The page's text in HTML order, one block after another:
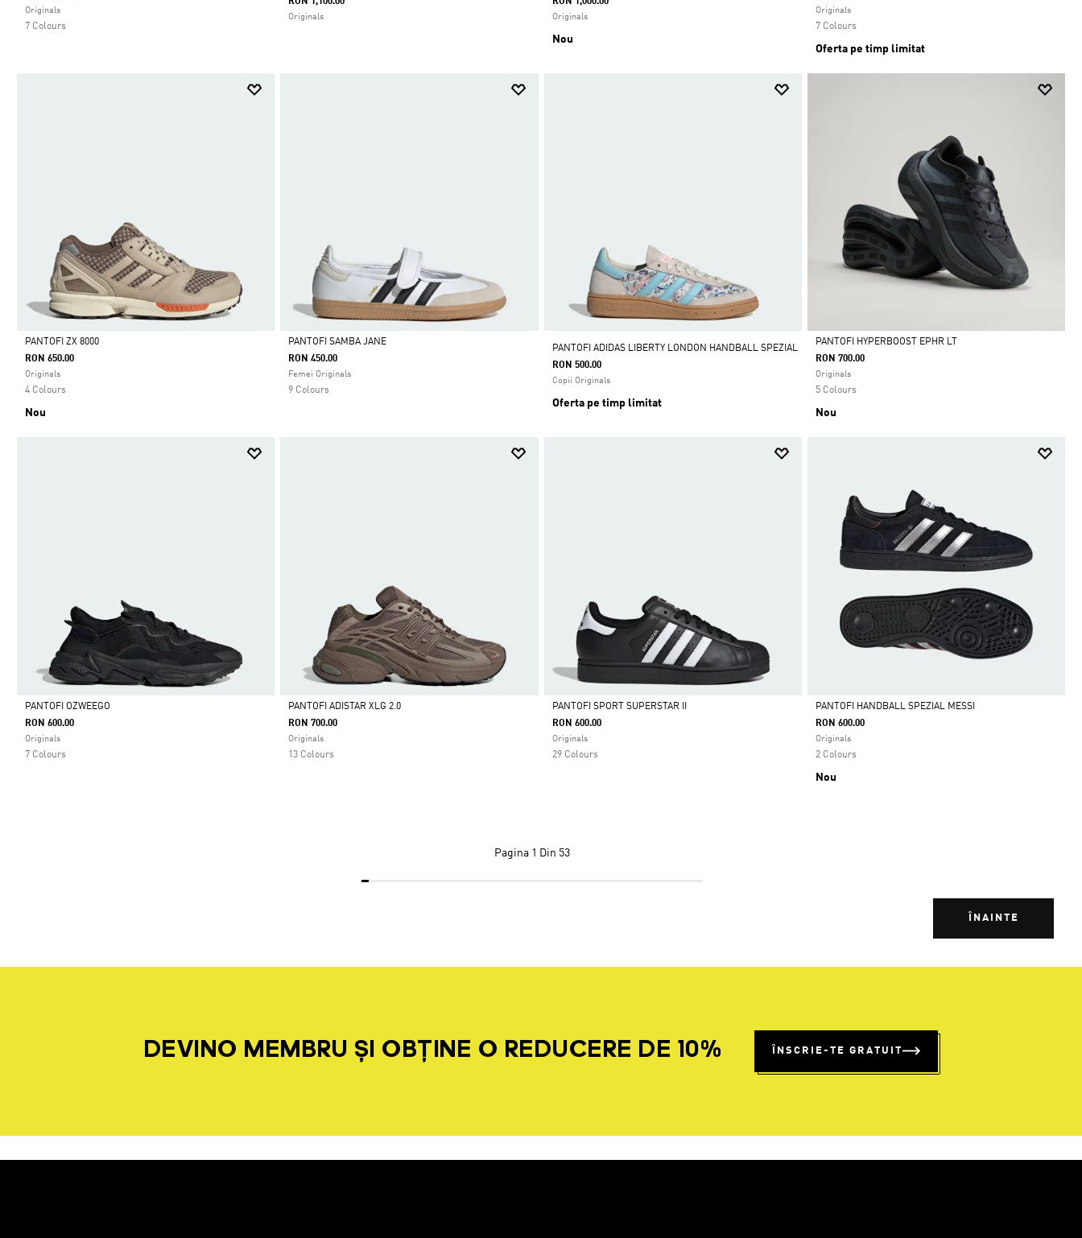
Da
Originals
7 Colours
Originals Originals
Nou
Da
Originals
7 Colours
Oferta pe timp limitat
Da
PANTOFI ZX 8000
RON 650.00
Originals
4 Colours
Nou
Da
PANTOFI SAMBA JANE
RON 450.00
Femei Originals
9 Colours
PANTOFI ADIDAS LIBERTY LONDON HANDBALL SPEZIAL
RON 500.00
Copii Originals
Oferta pe timp limitat
Da
PANTOFI HYPERBOOST EPHR LT
RON 700.00
Originals
5 Colours
Nou
Da
PANTOFI OZWEEGO
RON 600.00
Originals
7 Colours
Da
PANTOFI ADISTAR XLG 2.0
RON 700.00
Originals
13 Colours
Da
PANTOFI SPORT SUPERSTAR II
RON 600.00
Originals
29 Colours
Da
PANTOFI HANDBALL SPEZIAL MESSI
RON 600.00
Originals
2 Colours
Nou
Pagina 1 Din 53
ÎNAINTE
DEVINO MEMBRU ȘI OBȚINE O REDUCERE DE 10% ÎNSCRIE-TE GRATUIT